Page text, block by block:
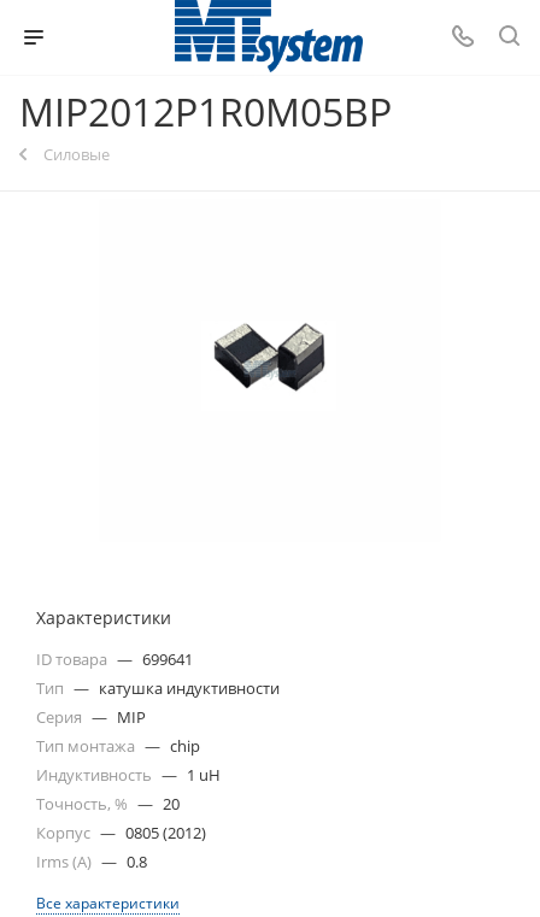
MIP2012P1R0M05BP
Силовые
Характеристики
ID товара — 699641
Тип — катушка индуктивности
Серия — MIP
Тип монтажа — chip
Индуктивность — 1 uH
Точность, % — 20
Корпус — 0805 (2012)
Irms (A) — 0.8
Все характеристики